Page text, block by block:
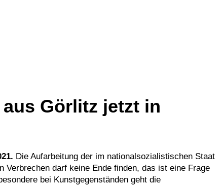
Görlitz jetzt in
Die Aufarbeitung der im nationalsozialistischen Staat
Verbrechen darf keine Ende finden, das ist eine Frage
bei Kunstgegenständen geht die